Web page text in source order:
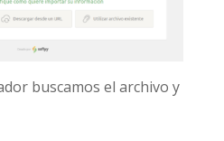
buscamos el archivo y